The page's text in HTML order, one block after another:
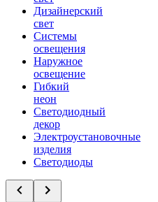
Дизайнерский
свет
Системы
освещения
Наружное
освещение
Гибкий
неон
Светодиодный
декор
Электроустановочные
изделия
Светодиоды